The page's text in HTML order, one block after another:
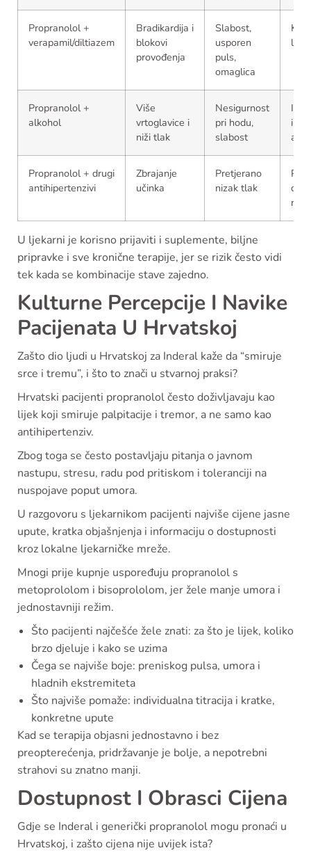
Propranolol +
verapamil/diltiazem
Bradikardija i
blokovi
provođenja
Slabost,
usporen
puls,
omaglica
Propranolol +
alkohol
Više
vrtoglavice i
niži tlak
Nesigurnost
pri hodu,
slabost
ili
Propranolol + drugi
antihipertenzivi
Zbrajanje
učinka
Pretjerano
nizak tlak
U ljekarni je korisno prijaviti i suplemente, biljne
pripravke i sve kronične terapije, jer se rizik često vidi
tek kada se kombinacije stave zajedno.
Kulturne Percepcije I Navike
Pacijenata U Hrvatskoj
Zašto dio ljudi u Hrvatskoj za Inderal kaže da “smiruje
srce i tremu”, i što to znači u stvarnoj praksi?
Hrvatski pacijenti propranolol često doživljavaju kao
lijek koji smiruje palpitacije i tremor, a ne samo kao
antihipertenziv.
Zbog toga se često postavljaju pitanja o javnom
nastupu, stresu, radu pod pritiskom i toleranciji na
nuspojave poput umora.
U razgovoru s ljekarnikom pacijenti najviše cijene jasne
upute, kratka objašnjenja i informaciju o dostupnosti
kroz lokalne ljekarničke mreže.
Mnogi prije kupnje uspoređuju propranolol s
metoprololom i bisoprololom, jer žele manje umora i
jednostavniji režim.
Što pacijenti najčešće žele znati: za što je lijek, koliko
brzo djeluje i kako se uzima
Čega se najviše boje: preniskog pulsa, umora i
hladnih ekstremiteta
Što najviše pomaže: individualna titracija i kratke,
konkretne upute
Kad se terapija objasni jednostavno i bez
preopterećenja, pridržavanje je bolje, a nepotrebni
strahovi su znatno manji.
Dostupnost I Obrasci Cijena
Gdje se Inderal i generički propranolol mogu pronaći u
Hrvatskoj, i zašto cijena nije uvijek ista?